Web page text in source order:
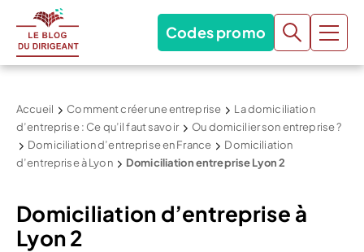
Codes promo
Accueil Comment créer une entreprise
La domiciliation
d’entreprise : Ce qu’il faut savoir
Ou domicilier son entreprise ?
Domiciliation d’entreprise en France
Domiciliation
d’entreprise à Lyon
Domiciliation entreprise Lyon 2
Domiciliation d’entreprise à
Lyon 2